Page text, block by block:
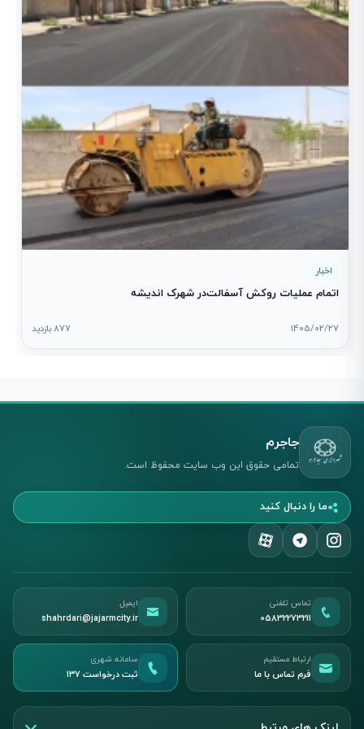
اخبار
اتمام عملیات روکش آسفالت‌در شهرک اندیشه
1405/02/27 877 بازدید
جاجرم
تمامی حقوق این وب سایت محفوظ است.
ما را دنبال کنید
تماس تلفنی
05832273211
ایمیل
shahrdari@jajarmcity.ir
ارتباط مستقیم
فرم تماس با ما
سامانه شهری
ثبت درخواست ۱۳۷